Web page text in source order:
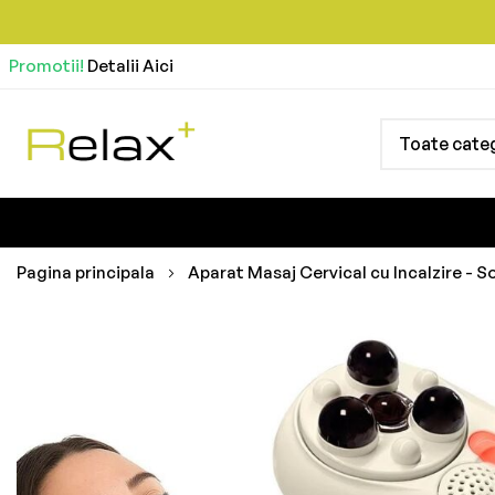
Promotii! Detalii Aici
Toate
Pagina principala Aparat Masaj Cervical cu Incalzire -
of